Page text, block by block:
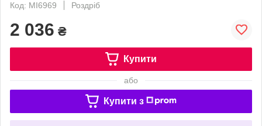
Код: MI6969
Роздріб
2 036 ₴
Купити
або
Купити з